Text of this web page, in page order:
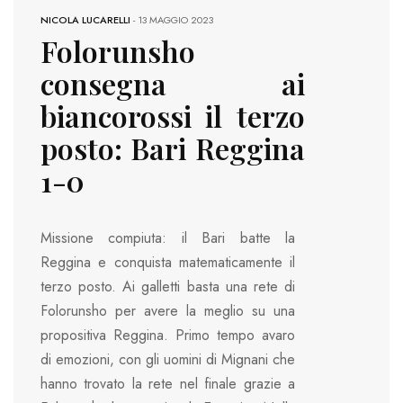
NICOLA LUCARELLI -13 MAGGIO 2023
Folorunsho
consegna ai
biancorossi il terzo
posto: Bari Reggina
1-0
Missione compiuta: il Bari batte la
Reggina e conquista matematicamente il
terzo posto. Ai galletti basta una rete di
Folorunsho per avere la meglio su una
propositiva Reggina. Primo tempo avaro
di emozioni, con gli uomini di Mignani che
hanno trovato la rete nel finale grazie a